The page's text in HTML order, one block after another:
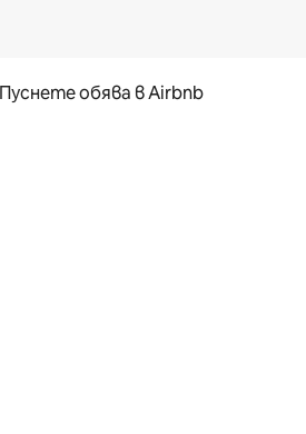
Пуснете обява в Airbnb